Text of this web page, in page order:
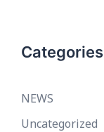
Categories
NEWS
Uncategorized